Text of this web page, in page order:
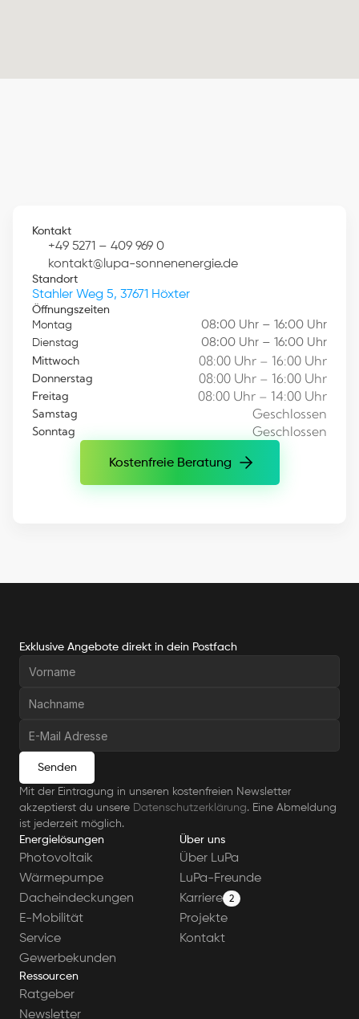
Kontakt
+49 5271 – 409 969 0
kontakt@lupa-sonnenenergie.de
Standort
Stahler Weg 5, 37671 Höxter
Öffnungszeiten
Montag
08:00 Uhr – 16:00 Uhr
Dienstag 08:00 Uhr – 16:00 Uhr
Mittwoch 08:00 Uhr – 16:00 Uhr
Donnerstag 08:00 Uhr – 16:00 Uhr
Freitag 08:00 Uhr – 14:00 Uhr
Samstag Geschlossen
Sonntag Geschlossen
Kostenfreie Beratung
Energielösungen
Photovoltaik
Wärmepumpe
Dacheindeckungen
E-Mobilität
Service
Gewerbekunden
Über uns
Über LuPa
LuPa-Freunde
Karriere
2
Projekte
Kontakt
Ressourcen
Ratgeber
Newsletter
Exklusive Angebote direkt in dein Postfach
Senden
Mit der Eintragung in unseren kostenfreien Newsletter
akzeptierst du unsere Datenschutzerklärung. Eine Abmeldung
ist jederzeit möglich.